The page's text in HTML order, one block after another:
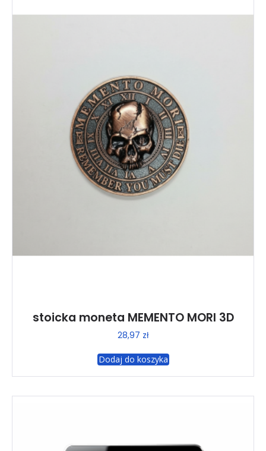
stoicka moneta MEMENTO MORI 3D
28,97 zł
Dodaj do koszyka